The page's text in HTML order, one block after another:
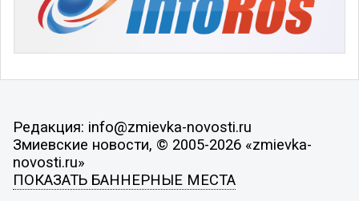
Редакция: info@zmievka-novosti.ru
Змиевские новости, © 2005-2026 «zmievka-
novosti.ru»
ПОКАЗАТЬ БАННЕРНЫЕ МЕСТА